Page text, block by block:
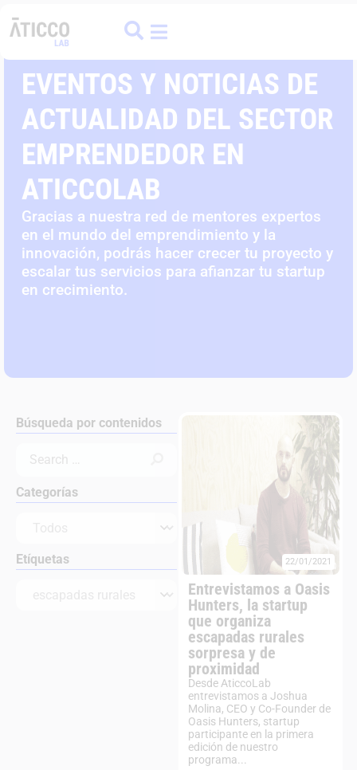
EVENTOS Y NOTICIAS DE
ACTUALIDAD DEL SECTOR
EMPRENDEDOR EN
ATICCOLAB
Gracias a nuestra red de mentores expertos
en el mundo del emprendimiento y la
innovación, podrás hacer crecer tu proyecto y
escalar tus servicios para afianzar tu startup
en crecimiento.
Búsqueda por contenidos
Categorías
Etíquetas 22/01/2021
Entrevistamos a Oasis
Hunters, la startup
que organiza
escapadas rurales
sorpresa y de
proximidad
Desde AticcoLab
entrevistamos a Joshua
Molina, CEO y Co-Founder de
Oasis Hunters, startup
participante en la primera
edición de nuestro
programa...